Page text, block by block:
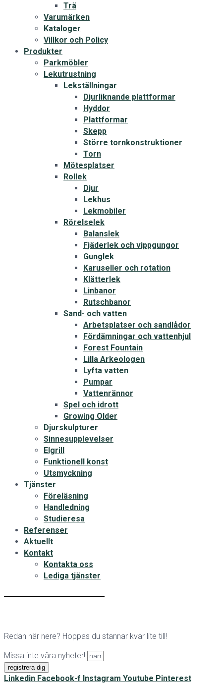
Trä
Varumärken
Kataloger
Villkor och Policy
Produkter
Parkmöbler
Lekutrustning
Lekställningar
Djurliknande plattformar
Hyddor
Plattformar
Skepp
Större tornkonstruktioner
Torn
Mötesplatser
Rollek
Djur
Lekhus
Lekmobiler
Rörelselek
Balanslek
Fjäderlek och vippgungor
Gunglek
Karuseller och rotation
Klätterlek
Linbanor
Rutschbanor
Sand- och vatten
Arbetsplatser och sandlådor
Fördämningar och vattenhjul
Forest Fountain
Lilla Arkeologen
Lyfta vatten
Pumpar
Vattenrännor
Spel och idrott
Growing Older
Djurskulpturer
Sinnesupplevelser
Elgrill
Funktionell konst
Utsmyckning
Tjänster
Föreläsning
Handledning
Studieresa
Referenser
Aktuellt
Kontakt
Kontakta oss
Lediga tjänster
Redan här nere? Hoppas du stannar kvar lite till!
Missa inte våra nyheter!
registrera dig
Linkedin Facebook-f Instagram Youtube Pinterest